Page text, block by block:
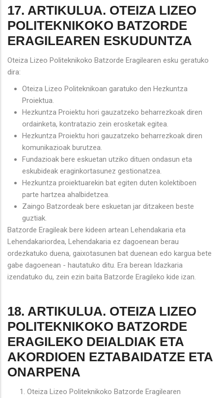
17. ARTIKULUA. OTEIZA LIZEO
POLITEKNIKOKO BATZORDE
ERAGILEAREN ESKUDUNTZA
Oteiza Lizeo Politeknikoko Batzorde Eragilearen esku geratuko
dira:
Oteiza Lizeo Politeknikoan garatuko den Hezkuntza
Proiektua.
Hezkuntza Proiektu hori gauzatzeko beharrezkoak diren
ordainketa, kontratazio zein erosketak egitea.
Hezkuntza Proiektu hori gauzatzeko beharrezkoak diren
komunikazioak burutzea.
Fundazioak bere eskuetan utziko dituen ondasun eta
eskubideak eraginkortasunez gestionatzea.
Hezkuntza proiektuarekin bat egiten duten kolektiboen
parte hartzea ahalbidetzea.
Zaingo Batzordeak bere eskuetan jar ditzakeen beste
guztiak.
Batzorde Eragileak bere kideen artean Lehendakaria eta
Lehendakariordea, Lehendakaria ez dagoenean berau
ordezkatuko duena, gaixotasunen bat duenean edo kargua bete
gabe dagoenean - hautatuko ditu. Era berean Idazkaria
izendatuko du, zein ezin baita Batzorde Eragileko kide izan.
18. ARTIKULUA. OTEIZA LIZEO
POLITEKNIKOKO BATZORDE
ERAGILEKO DEIALDIAK ETA
AKORDIOEN EZTABAIDATZE ETA
ONARPENA
Oteiza Lizeo Politeknikoko Batzorde Eragilearen